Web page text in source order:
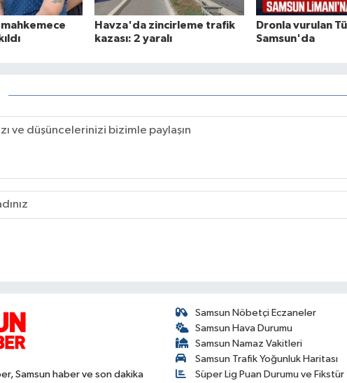
mahkemece
Havza'da zincirleme trafik
kazası: 2 yaralı
Dronla vurulan
Samsun'da
Samsun haber ve son dakika
Samsun Nöbetçi Eczaneler
Samsun Hava Durumu
Samsun Namaz Vakitleri
Samsun Trafik Yoğunluk Haritası
Süper Lig Puan Durumu ve Fikstür